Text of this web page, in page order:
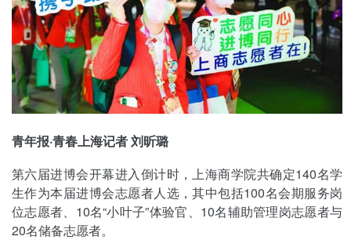
青年报·青春上海记者 刘昕璐
第六届进博会开幕进入倒计时，上海商学院共确定140名学
生作为本届进博会志愿者人选，其中包括100名会期服务岗
位志愿者、10名“小叶子”体验官、10名辅助管理岗志愿者与
20名储备志愿者。